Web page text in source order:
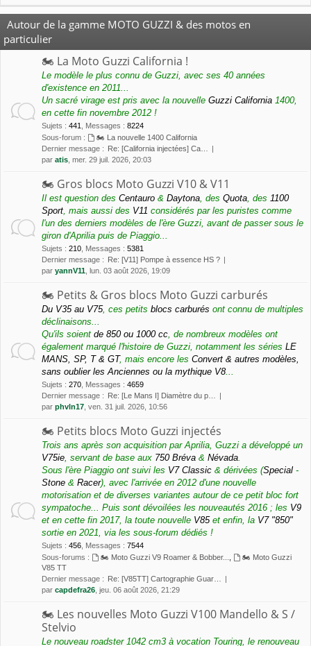
Autour de la gamme MOTO GUZZI & des motos en
particulier
🏍 La Moto Guzzi California !
Le modèle le plus connu de Guzzi, avec ses 40 années
d'existence en 2011...
Un sacré virage est pris avec la nouvelle Guzzi California 1400,
en cette fin novembre 2012 !
Sujets : 441 Messages : 8224
Sous-forum :
🏍 La nouvelle 1400 California
Dernier message : Re: [California injectées] Ca…
par atis , mer. 29 juil. 2026, 20:03
🏍 Gros blocs Moto Guzzi V10 & V11
Il est question des Centauro & Daytona , des Quota , des 1100
Sport , mais aussi des V11 considérés par les puristes comme
l'un des derniers modèles de l'ère Guzzi, avant de passer sous le
giron d'Aprilia puis de Piaggio...
Sujets : 210 Messages : 5381
Dernier message : Re: [V11] Pompe à essence HS ?
par yannV11 , lun. 03 août 2026, 19:09
🏍 Petits & Gros blocs Moto Guzzi carburés
Du V35 au V75, ces petits blocs carburés ont connu de multiples
déclinaisons...
Qu'ils soient de 850 ou 1000 cc , de nombreux modèles ont
également marqué l'histoire de Guzzi, notamment les séries LE
MANS, SP, T & GT, mais encore les Convert & autres modèles,
sans oublier les Anciennes ou la mythique V8...
Sujets : 270 Messages : 4659
Dernier message : Re: [Le Mans I] Diamètre du p…
par phvln17 , ven. 31 juil. 2026, 10:56
🏍 Petits blocs Moto Guzzi injectés
Trois ans après son acquisition par Aprilia, Guzzi a développé un
V75ie , servant de base aux 750 Bréva & Névada
Sous l'ère Piaggio ont suivi les V7 Classic & dérivées (Special -
Stone & Racer), avec l'arrivée en 2012 d'une nouvelle
motorisation et de diverses variantes autour de ce petit bloc fort
sympatoche... Puis sont dévoilées les nouveautés 2016 ; les V9
et en cette fin 2017, la toute nouvelle V85et enfin, la V7 "850"
sortie en 2021, via les sous-forum dédiés !
Sujets : 456 Messages : 7544
Sous-forums :
🏍 Moto Guzzi V9 Roamer & Bobber...
🏍 Moto Guzzi
V85 TT
Dernier message : Re: [V85TT] Cartographie Guar…
par capdefra26 , jeu. 06 août 2026, 21:29
🏍 Les nouvelles Moto Guzzi V100 Mandello & S /
Stelvio
Le nouveau roadster 1042 cm3 à vocation Touring, le renouveau